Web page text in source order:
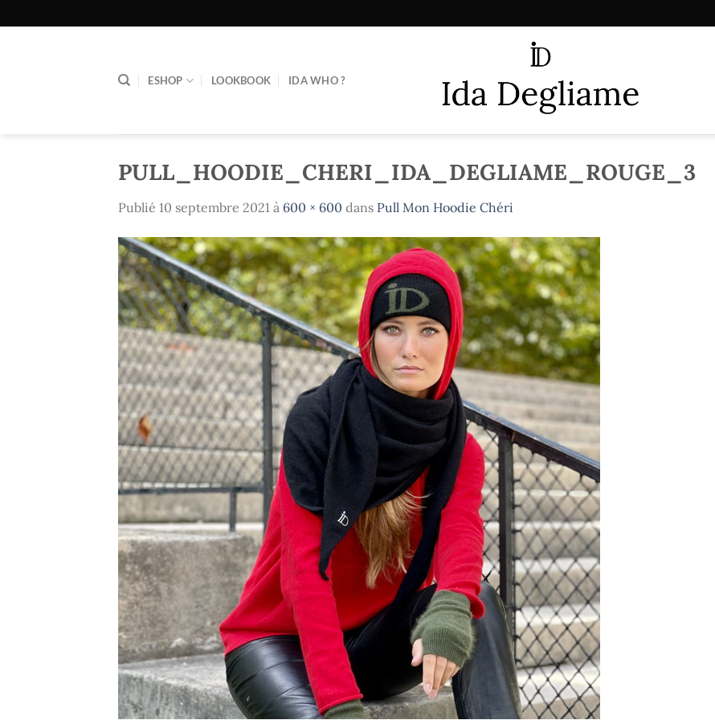
au
ESHOP LOOKBOOK IDA WHO ?
PULL_HOODIE_CHERI_IDA_DEGLIAME_ROUGE_3
Publié 10 septembre 2021 à 600 × 600 dans Pull Mon Hoodie Chéri